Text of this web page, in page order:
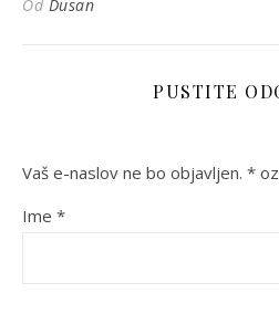
Od Dusan
PUSTITE
Vaš e-naslov ne bo objavljen. *
Ime *